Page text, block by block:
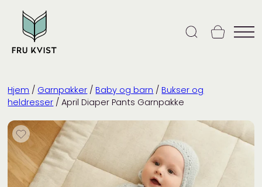
content
Hjem / Garnpakker / Baby og barn / Bukser og
heldresser / April Diaper Pants Garnpakke